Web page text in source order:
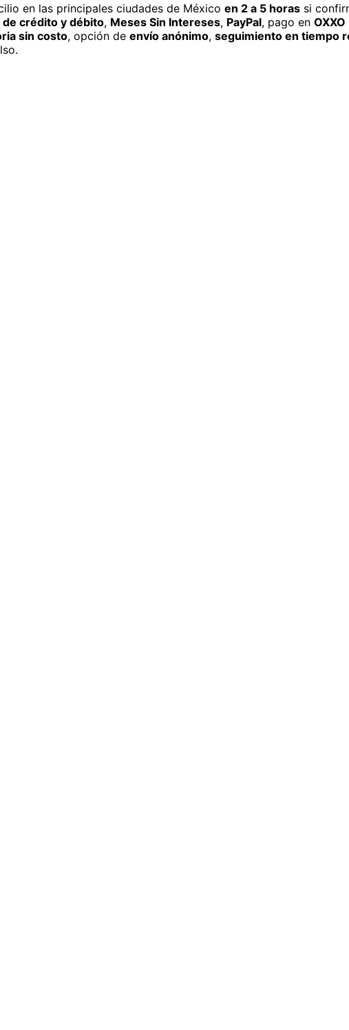
en las principales ciudades de México en 2 a 5 horas si
crédito y débito, Meses Sin Intereses, PayPal, pago en OXXO
sin costo, opción de envío anónimo, seguimiento en tiempo